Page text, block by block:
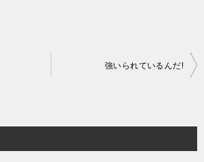
強いられているんだ!